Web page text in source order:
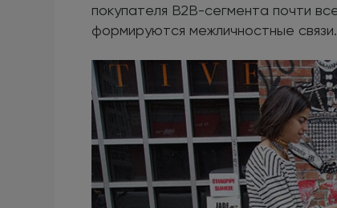
покупателя В2В-сегмента почти
формируются межличностные связи.